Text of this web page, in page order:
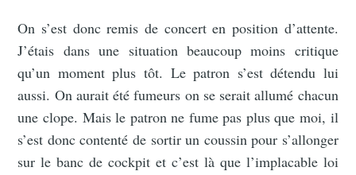
On s’est donc remis de concert en position d’attente.
J’étais dans une situation beaucoup moins critique
qu’un moment plus tôt. Le patron s’est détendu lui
aussi. On aurait été fumeurs on se serait allumé chacun
une clope. Mais le patron ne fume pas plus que moi, il
s’est donc contenté de sortir un coussin pour s’allonger
sur le banc de cockpit et c’est là que l’implacable loi